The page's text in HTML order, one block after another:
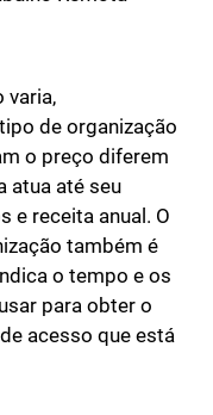
varia,
de organização
o preço diferem
atua até seu
e receita anual. O
também é
o tempo e os
para obter o
acesso que está